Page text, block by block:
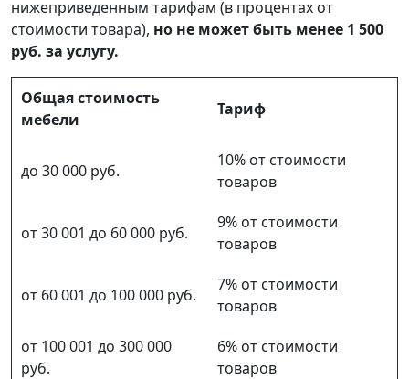
нижеприведенным тарифам (в процентах от
стоимости товара), но не может быть менее 1 500
руб. за услугу.
Общая стоимость
мебели
Тариф
до 30 000 руб.
10% от стоимости
товаров
от 30 001 до 60 000 руб.
9% от стоимости
товаров
от 60 001 до 100 000 руб.
7% от стоимости
товаров
от 100 001 до 300 000
руб.
6% от стоимости
товаров